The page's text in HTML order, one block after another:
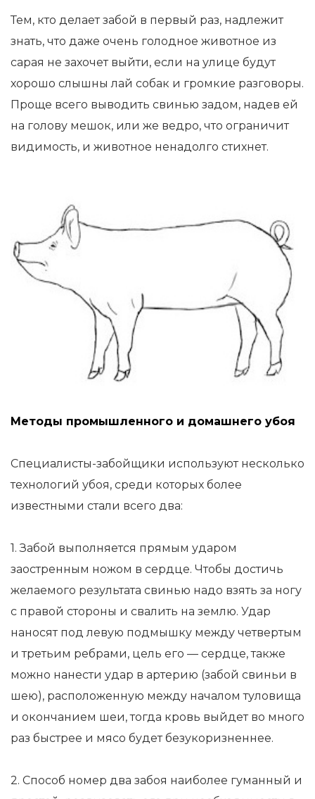
Тем, кто делает забой в первый раз, надлежит
знать, что даже очень голодное животное из
сарая не захочет выйти, если на улице будут
хорошо слышны лай собак и громкие разговоры.
Проще всего выводить свинью задом, надев ей
на голову мешок, или же ведро, что ограничит
видимость, и животное ненадолго стихнет.
Методы промышленного и домашнего убоя
Специалисты-забойщики используют несколько
технологий убоя, среди которых более
известными стали всего два:
1. Забой выполняется прямым ударом
заостренным ножом в сердце. Чтобы достичь
желаемого результата свинью надо взять за ногу
с правой стороны и свалить на землю. Удар
наносят под левую подмышку между четвертым
и третьим ребрами, цель его — сердце, также
можно нанести удар в артерию (забой свиньи в
шею), расположенную между началом туловища
и окончанием шеи, тогда кровь выйдет во много
раз быстрее и мясо будет безукоризненнее.
2. Способ номер два забоя наиболее гуманный и